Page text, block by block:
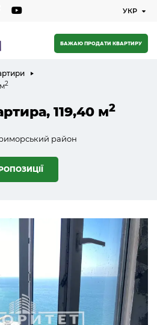
БАЖАЮ ПРОДАТИ КВАРТИРУ
2
119,40 м2
район